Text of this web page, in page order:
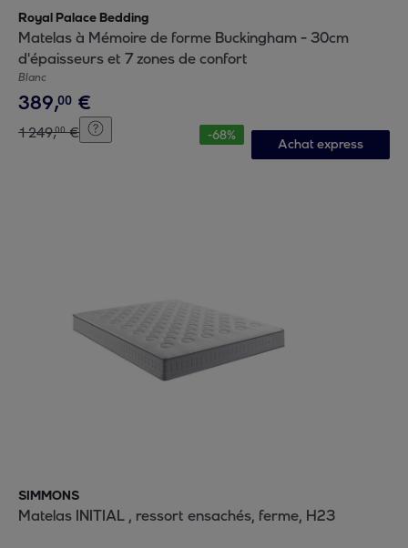
Royal Palace Bedding
Matelas à Mémoire de forme Buckingham - 30cm
d'épaisseurs et 7 zones de confort
Blanc
389,00 €
1249,00 € -68%
Achat express
SIMMONS
Matelas INITIAL , ressort ensachés, ferme, H23